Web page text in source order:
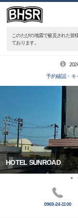
このたびの地震で被災された皆
ております。
予約確認・キ
HOTEL SUNROAD
0969-24-1100